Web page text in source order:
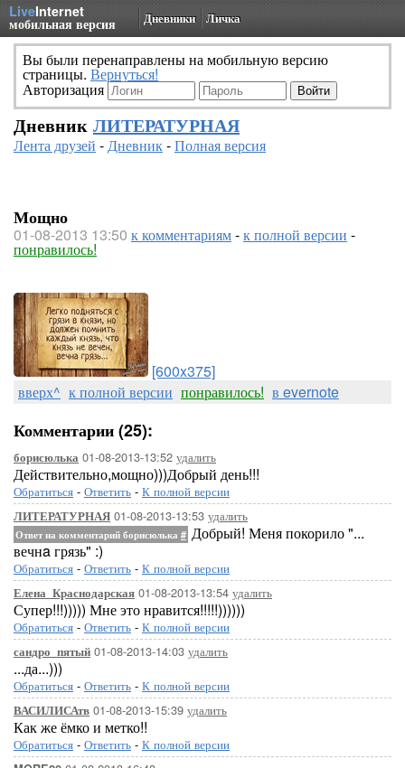
LiveInternet
мобильная версия Дневники Личка
Вы были перенаправлены на мобильную версию
страницы. Вернуться!
Авторизация
Дневник ЛИТЕРАТУРНАЯ
Лента друзей -Дневник-Полная версия
Мощно
01-08-2013 13:50 к комментариям-к полной версии -
понравилось!
[600x375]
вверх^ к полной версии понравилось! в evernote
Комментарии (25):
борисюлька 01-08-2013-13:52 удалить
Действительно,мощно)))Добрый день!!!
Обратиться - Ответить - К полной версии
ЛИТЕРАТУРНАЯ 01-08-2013-13:53 удалить
Ответ на комментарий борисюлька # Добрый! Меня покорило "...
вечнa грязь" :)
Обратиться - Ответить - К полной версии
Елена_Краснодарская 01-08-2013-13:54 удалить
Супер!!!))))) Мне это нравится!!!!!))))))
Обратиться - Ответить - К полной версии
сандро_пятый 01-08-2013-14:03 удалить
...да...)))
Обратиться - Ответить - К полной версии
ВАСИЛИСАтв 01-08-2013-15:39 удалить
Как же ёмко и метко!!
Обратиться - Ответить - К полной версии